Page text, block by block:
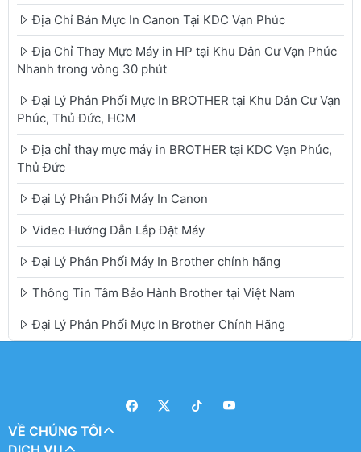
Địa Chỉ Bán Mực In Canon Tại KDC Vạn Phúc
Địa Chỉ Thay Mực Máy in HP tại Khu Dân Cư Vạn Phúc
Nhanh trong vòng 30 phút
Đại Lý Phân Phối Mực In BROTHER tại Khu Dân Cư Vạn
Phúc, Thủ Đức, HCM
Địa chỉ thay mực máy in BROTHER tại KDC Vạn Phúc,
Thủ Đức
Đại Lý Phân Phối Máy In Canon
Video Hướng Dẫn Lắp Đặt Máy
Đại Lý Phân Phối Máy In Brother chính hãng
Thông Tin Tâm Bảo Hành Brother tại Việt Nam
Đại Lý Phân Phối Mực In Brother Chính Hãng
VỀ CHÚNG TÔI